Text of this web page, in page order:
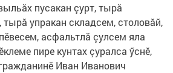
пусакан çурт, тырă
тырă упракан складсем, столовăй,
асфальтлă çулсем яла
пире кунтах çуралса ӳснӗ,
Иван Иванович